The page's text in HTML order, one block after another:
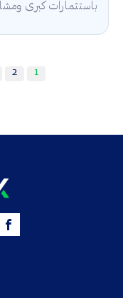
باستثمارات كبرى
1
2